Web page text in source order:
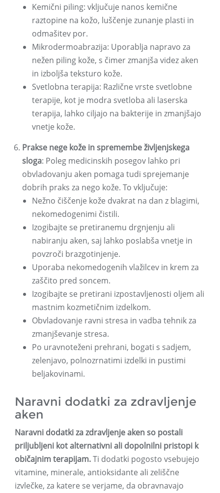
Kemični piling: vključuje nanos kemične
raztopine na kožo, luščenje zunanje plasti in
odmašitev por.
Mikrodermoabrazija: Uporablja napravo za
nežen piling kože, s čimer zmanjša videz aken
in izboljša teksturo kože.
Svetlobna terapija: Različne vrste svetlobne
terapije, kot je modra svetloba ali laserska
terapija, lahko ciljajo na bakterije in zmanjšajo
vnetje kože.
Prakse nege kože in spremembe življenjskega
sloga: Poleg medicinskih posegov lahko pri
obvladovanju aken pomaga tudi sprejemanje
dobrih praks za nego kože. To vključuje:
Nežno čiščenje kože dvakrat na dan z blagimi,
nekomedogenimi čistili.
Izogibajte se pretiranemu drgnjenju ali
nabiranju aken, saj lahko poslabša vnetje in
povzroči brazgotinjenje.
Uporaba nekomedogenih vlažilcev in krem ​​za
zaščito pred soncem.
Izogibajte se pretirani izpostavljenosti oljem ali
mastnim kozmetičnim izdelkom.
Obvladovanje ravni stresa in vadba tehnik za
zmanjševanje stresa.
Po uravnoteženi prehrani, bogati s sadjem,
zelenjavo, polnozrnatimi izdelki in pustimi
beljakovinami.
Naravni dodatki za zdravljenje
aken
Naravni dodatki za zdravljenje aken so postali
priljubljeni kot alternativni ali dopolnilni pristopi k
običajnim terapijam.Ti dodatki pogosto vsebujejo
vitamine, minerale, antioksidante ali zeliščne
izvlečke, za katere se verjame, da obravnavajo